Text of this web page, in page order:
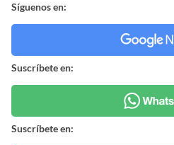
Síguenos en:
Suscríbete en:
Suscríbete en: